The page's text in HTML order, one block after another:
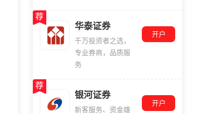
华泰证券
千万投资者之选，
专业券商，品质服
务
开户
银河证券
新客服务、资金雄
开户